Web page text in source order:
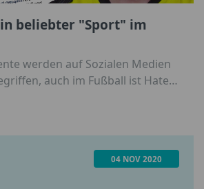
beliebter "Sport" im
werden auf Sozialen Medien
auch im Fußball ist Hate
04 NOV 2020